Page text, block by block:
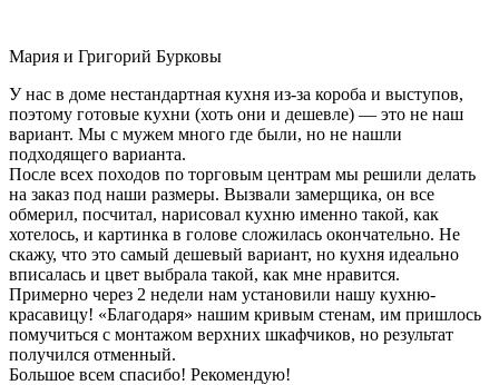
Мария и Григорий Бурковы
У нас в доме нестандартная кухня из-за короба и выступов,
поэтому готовые кухни (хоть они и дешевле) — это не наш
вариант. Мы с мужем много где были, но не нашли
подходящего варианта.
После всех походов по торговым центрам мы решили делать
на заказ под наши размеры. Вызвали замерщика, он все
обмерил, посчитал, нарисовал кухню именно такой, как
хотелось, и картинка в голове сложилась окончательно. Не
скажу, что это самый дешевый вариант, но кухня идеально
вписалась и цвет выбрала такой, как мне нравится.
Примерно через 2 недели нам установили нашу кухню-
красавицу! «Благодаря» нашим кривым стенам, им пришлось
помучиться с монтажом верхних шкафчиков, но результат
получился отменный.
Большое всем спасибо! Рекомендую!